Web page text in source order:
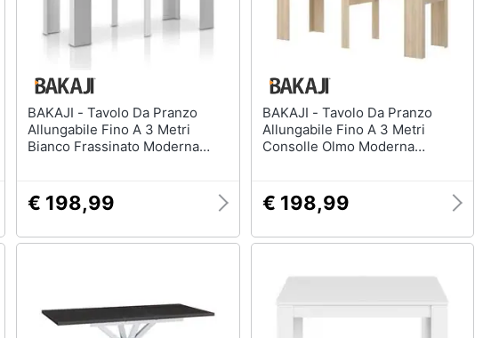
BAKAJI - Tavolo Da Pranzo
Allungabile Fino A 3 Metri
Bianco Frassinato Moderna
€ 198,99
BAKAJI - Tavolo Da Pranzo
Allungabile Fino A 3 Metri
Consolle Olmo Moderna
€ 198,99